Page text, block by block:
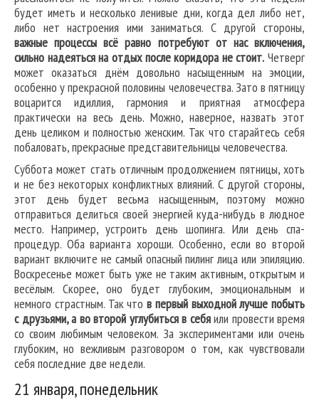
будет иметь и несколько ленивые дни, когда дел либо нет,
либо нет настроения ими заниматься. С другой стороны,
важные процессы всё равно потребуют от нас включения,
сильно надеяться на отдых после коридора не стоит. Четверг
может оказаться днём довольно насыщенным на эмоции,
особенно у прекрасной половины человечества. Зато в пятницу
воцарится идиллия, гармония и приятная атмосфера
практически на весь день. Можно, наверное, назвать этот
день целиком и полностью женским. Так что старайтесь себя
побаловать, прекрасные представительницы человечества.
Суббота может стать отличным продолжением пятницы, хоть
и не без некоторых конфликтных влияний. С другой стороны,
этот день будет весьма насыщенным, поэтому можно
отправиться делиться своей энергией куда-нибудь в людное
место. Например, устроить день шопинга. Или день спа-
процедур. Оба варианта хороши. Особенно, если во второй
вариант включите не самый опасный пилинг лица или эпиляцию.
Воскресенье может быть уже не таким активным, открытым и
весёлым. Скорее, оно будет глубоким, эмоциональным и
немного страстным. Так что в первый выходной лучше побыть
с друзьями, а во второй углубиться в себяили провести время
со своим любимым человеком. За экспериментами или очень
глубоким, но вежливым разговором о том, как чувствовали
себя последние две недели.
21 января, понедельник